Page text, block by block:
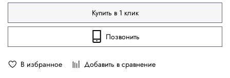
В избранное Добавить в сравнение
Купить в 1 клик
Позвонить